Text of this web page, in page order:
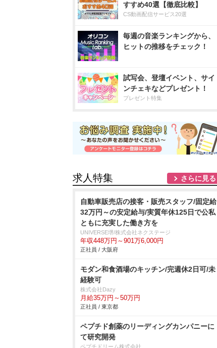
すすめ40選【徹底比較】
CS動画配信サービス20選
毎週の音楽ランキングから、
ヒットの推移をチェック！
試写会、登壇イベント、サイ
ンチェキなどプレゼント！
プレゼント特集
求人特集 さらに見る
自動車販売店の接客・販売スタッフ/固定給
32万円～の安定給与/実質年休125日で公私
ともに充実した働き方を
UNIVERSE堺/株式会社ネクステージ
年収448万円～901万6,000円
正社員 / 大阪府
モダン和食酒場のキッチン/完週休2日可/未
経験可
株式会社Dazy
月給35万円～50万円
正社員 / 東京都
ペプチド創薬のリーディングカンパニーに
て研究開発
ペプチドリーム株式会社